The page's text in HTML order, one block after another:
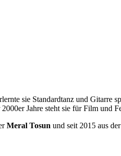
sie Standardtanz und Gitarre
Jahre steht sie für Film und
Meral Tosun und seit 2015 aus